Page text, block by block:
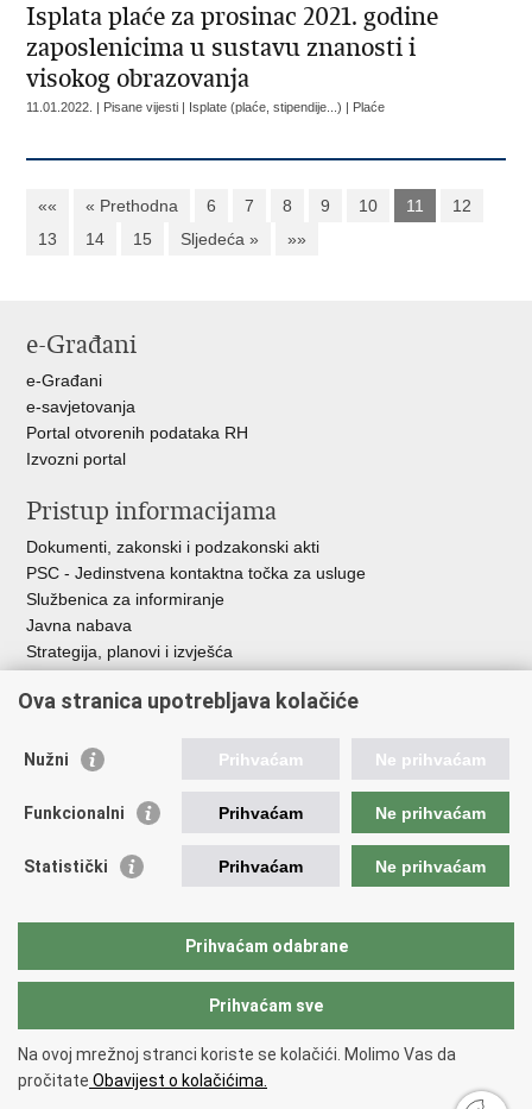
Isplata plaće za prosinac 2021. godine
zaposlenicima u sustavu znanosti i
visokog obrazovanja
11.01.2022. | Pisane vijesti | Isplate (plaće, stipendije...) | Plaće
«« « Prethodna 6 7 8 9 10 11
12
13
14 15 Sljedeća » »»
e-Građani
e-Građani
e-savjetovanja
Portal otvorenih podataka RH
Izvozni portal
Pristup informacijama
Dokumenti, zakonski i podzakonski akti
PSC - Jedinstvena kontaktna točka za usluge
Službenica za informiranje
Javna nabava
Strategija, planovi i izvješća
Korisne poveznice
Vlada RH
ASOO
CARNET
Copyright © 2026 Ministarstvo znanosti, obrazovanja i mladih.
korištenjaIzjava o pristupačnosti
Ova stranica upotrebljava kolačiće
Nužni Prihvaćam Ne prihvaćam
Funkcionalni Prihvaćam Ne prihvaćam
Statistički Prihvaćam Ne prihvaćam
Prihvaćam odabrane
Prihvaćam sve
Na ovoj mrežnoj stranci koriste se kolačići. Molimo Vas da
pročitate Obavijest o kolačićima.